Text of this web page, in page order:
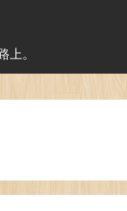
上。